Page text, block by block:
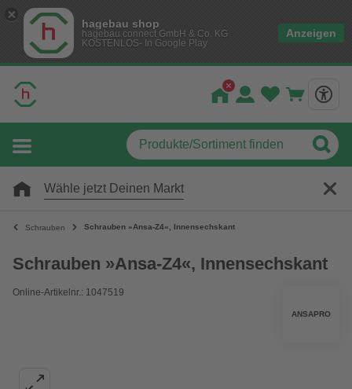
hagebau shop
hagebau connect GmbH & Co. KG
KOSTENLOS- In Google Play
Anzeigen
Wähle jetzt Deinen Markt
Schrauben Schrauben »Ansa-Z4«, Innensechskant
Schrauben »Ansa-Z4«, Innensechskant
Online-Artikelnr.: 1047519
ANSAPRO